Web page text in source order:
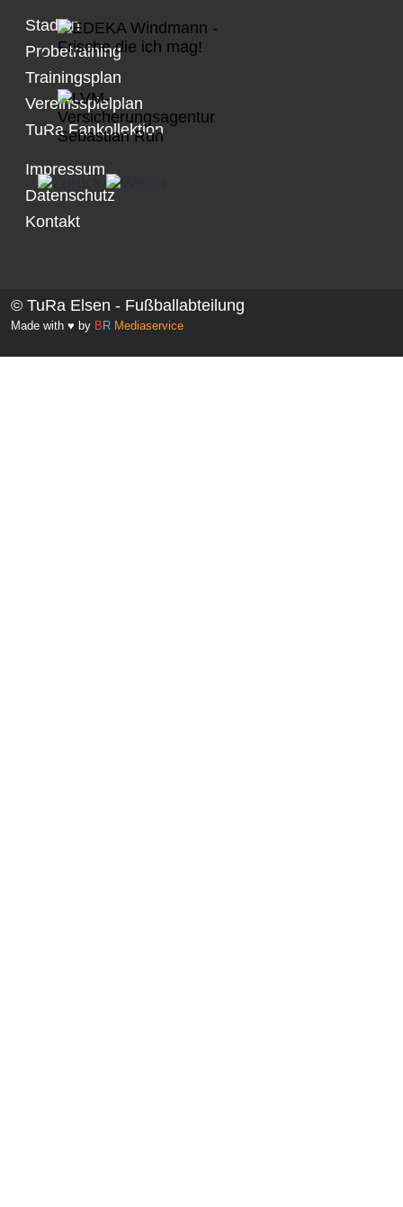
Stadion
Probetraining
Trainingsplan
Vereinsspielplan
TuRa Fankollektion
Impressum
Datenschutz
Kontakt
© TuRa Elsen - Fußballabteilung
Made with ♥ by BR Mediaservice